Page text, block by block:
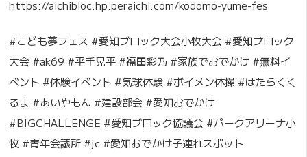
https://aichibloc.hp.peraichi.com/kodomo-yume-fes
#こども夢フェス #愛知ブロック大会小牧大会 #愛知ブロック
大会 #ak69 #平手晃平 #福田彩乃 #家族でおでかけ #無料イ
ベント #体験イベント #気球体験 #ボイメン体操 #はたらくく
るま #あいやもん #建設部会 #愛知おでかけ
#BIGCHALLENGE #愛知ブロック協議会 #パークアリーナ小
牧 #青年会議所 #jc #愛知おでかけ子連れスポット